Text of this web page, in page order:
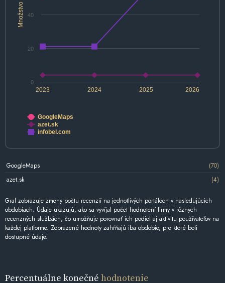
Množstvo
2024 2026
2023 2025
0
20
40
GoogleMaps
azet.sk
infobel.com
GoogleMaps
(70)
azet.sk
(4)
Graf zobrazuje zmeny počtu recenzií na jednotlivých portáloch v nasledujúcich
obdobiach. Údaje ukazujú, ako sa vyvíjal počet hodnotení firmy v rôznych
recenzných službách, čo umožňuje porovnať ich podiel aj aktivitu používateľov na
každej platforme. Zobrazené hodnoty zahŕňajú iba obdobie, pre ktoré boli
dostupné údaje.
Percentuálne konečné hodnotenie